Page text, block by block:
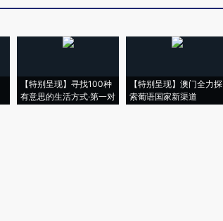
【特别呈现】寻找100种
有意思的生活方式·第一对
【特别呈现】澳门全力探
索葡语国家新渠道